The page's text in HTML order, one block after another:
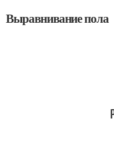
Выравнивание пола